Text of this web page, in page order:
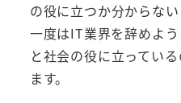
の役に立つか分からな
一度はIT業界を辞めよ
と社会の役に立ってい
ます。